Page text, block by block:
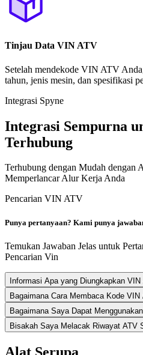
Tinjau Data VIN ATV
Setelah mendekode VIN ATV
tahun, jenis mesin, dan spesifikasi
Integrasi Spyne
Integrasi Sempurna
Terhubung
Terhubung dengan Mudah dengan
Memperlancar Alur Kerja Anda
Pencarian VIN ATV
Punya pertanyaan? Kami punya
Temukan Jawaban Jelas untuk
Pencarian Vin
Informasi Apa yang Diungkapkan
Bagaimana Cara Membaca Kode VIN
Bagaimana Saya Dapat
Bisakah Saya Melacak Riwayat ATV
Alat Serupa